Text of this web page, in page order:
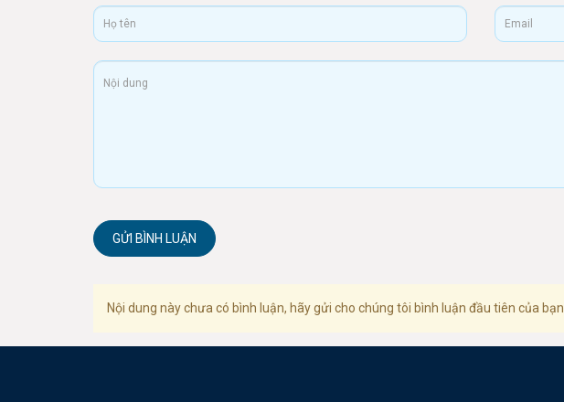
GỬI BÌNH LUẬN
Nội dung này chưa có bình luận, hãy gửi cho chúng tôi bình luận đầu tiên của bạn.